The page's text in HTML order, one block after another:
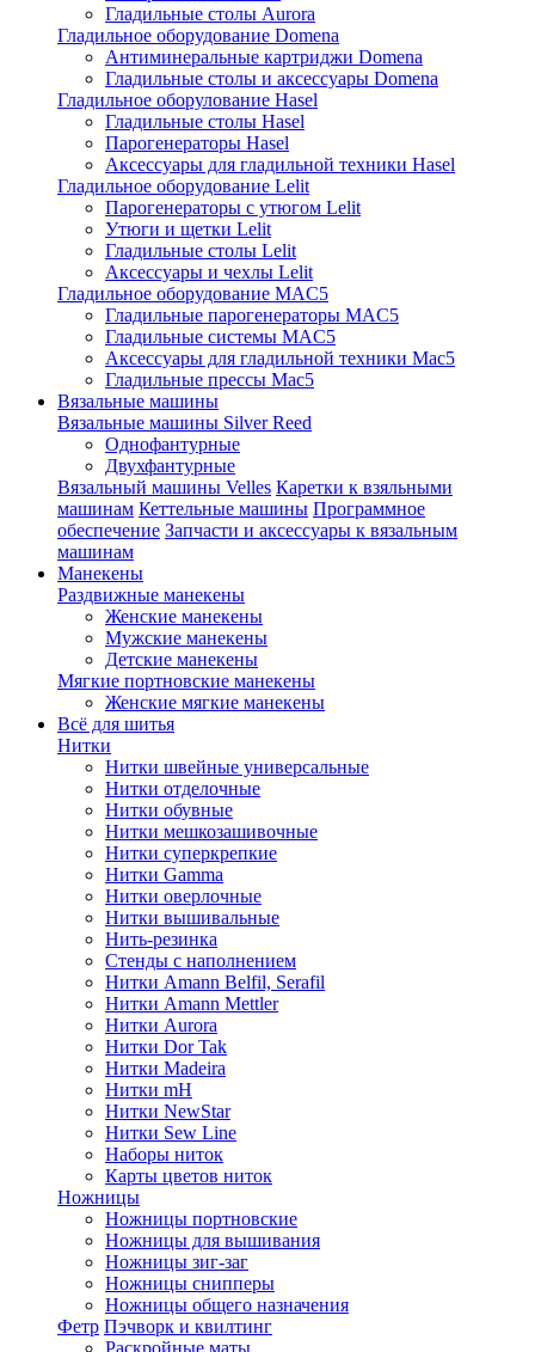
Гладильные столы Aurora
Гладильное оборудование Domena
Антиминеральные картриджи Domena
Гладильные столы и аксессуары Domena
Гладильное оборулование Hasel
Гладильные столы Hasel
Парогенераторы Hasel
Аксессуары для гладильной техники Hasel
Гладильное оборудование Lelit
Парогенераторы с утюгом Lelit
Утюги и щетки Lelit
Гладильные столы Lelit
Аксессуары и чехлы Lelit
Гладильное оборудование MAC5
Гладильные парогенераторы MAC5
Гладильные системы MAC5
Аксессуары для гладильной техники Mac5
Гладильные прессы Mac5
Вязальные машины
Вязальные машины Silver Reed
Однофантурные
Двухфантурные
Вязальный машины Velles Каретки к взяльными
машинам Кеттельные машины Программное
обеспечение Запчасти и аксессуары к вязальным
машинам
Манекены
Раздвижные манекены
Женские манекены
Мужские манекены
Детские манекены
Мягкие портновские манекены
Женские мягкие манекены
Всё для шитья
Нитки
Нитки швейные универсальные
Нитки отделочные
Нитки обувные
Нитки мешкозашивочные
Нитки суперкрепкие
Нитки Gamma
Нитки оверлочные
Нитки вышивальные
Нить-резинка
Стенды с наполнением
Нитки Amann Belfil, Serafil
Нитки Amann Mettler
Нитки Aurora
Нитки Dor Tak
Нитки Madeira
Нитки mH
Нитки NewStar
Нитки Sew Line
Наборы ниток
Карты цветов ниток
Ножницы
Ножницы портновские
Ножницы для вышивания
Ножницы зиг-заг
Ножницы снипперы
Ножницы общего назначения
Фетр Пэчворк и квилтинг
Раскройные маты